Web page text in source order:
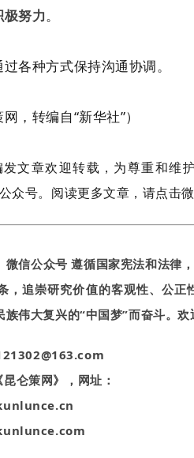
努力。
各种方式保持沟通协调。
，转编自“新华社”）
发文章欢迎转载，为尊重和维
众号。阅读更多文章，请点击
微信公众号 遵循国家宪法和法律
，追崇研究价值的客观性、公
伟大复兴的“中国梦”而奋斗。欢
仑策网》，网址：